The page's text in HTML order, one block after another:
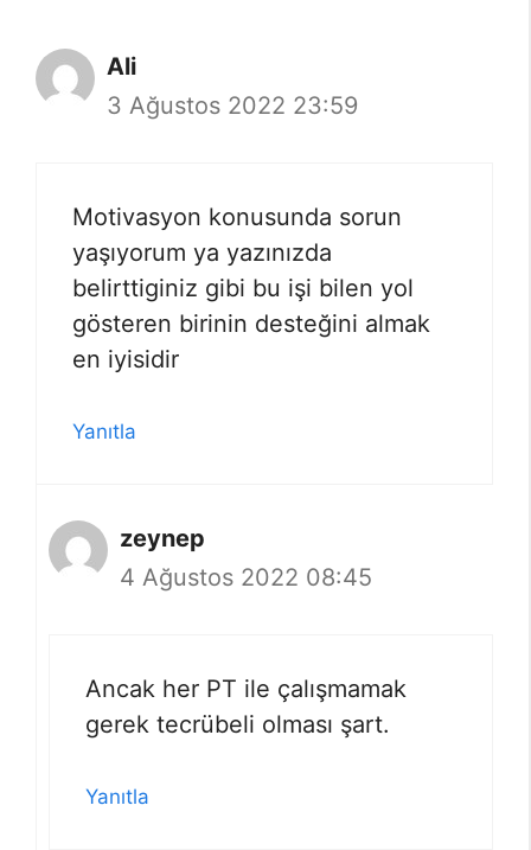
Ali
3 Ağustos 2022 23:59
Motivasyon konusunda sorun
yaşıyorum ya yazınızda
belirttiginiz gibi bu işi bilen yol
gösteren birinin desteğini almak
en iyisidir
Yanıtla
zeynep
4 Ağustos 2022 08:45
Ancak her PT ile çalışmamak
gerek tecrübeli olması şart.
Yanıtla